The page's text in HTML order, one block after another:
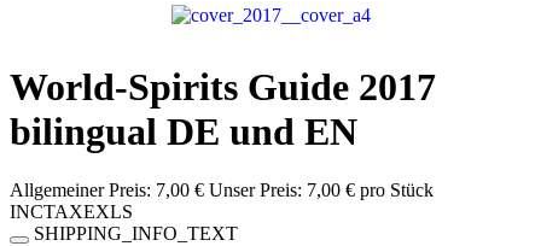
World-Spirits Guide 2017
bilingual DE und EN
Allgemeiner Preis: 7,00 € Unser Preis: 7,00 € pro Stück
INCTAXEXLS
SHIPPING_INFO_TEXT